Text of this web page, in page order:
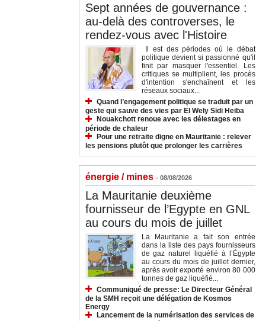
Sept années de gouvernance :
au-delà des controverses, le
rendez-vous avec l'Histoire
Il est des périodes où le débat
politique devient si passionné qu'il
finit par masquer l'essentiel. Les
critiques se multiplient, les procès
d'intention s'enchaînent et les
réseaux sociaux...
Quand l’engagement politique se traduit par un
geste qui sauve des vies par El Wely Sidi Heiba
Nouakchott renoue avec les délestages en
période de chaleur
Pour une retraite digne en Mauritanie : relever
les pensions plutôt que prolonger les carrières
énergie / mines - 08/08/2026
La Mauritanie deuxième
fournisseur de l’Egypte en GNL
au cours du mois de juillet
La Mauritanie a fait son entrée
dans la liste des pays fournisseurs
de gaz naturel liquéfié à l’Égypte
au cours du mois de juillet dernier,
après avoir exporté environ 80 000
tonnes de gaz liquéfié...
Communiqué de presse: Le Directeur Général
de la SMH reçoit une délégation de Kosmos
Energy
Lancement de la numérisation des services de